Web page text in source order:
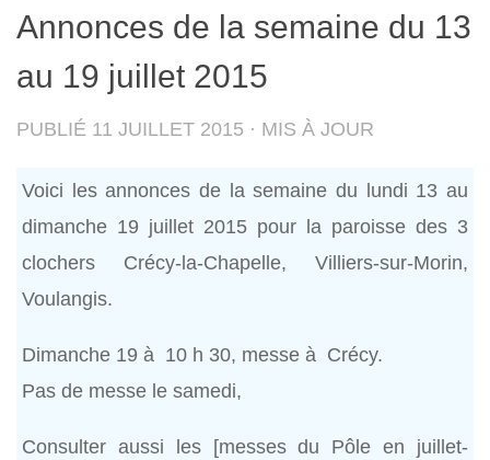
Annonces de la semaine du 13
au 19 juillet 2015
PUBLIÉ 11 JUILLET 2015 · MIS À JOUR
Voici les annonces de la semaine du lundi 13 au
dimanche 19 juillet 2015 pour la paroisse des 3
clochers Crécy-la-Chapelle, Villiers-sur-Morin,
Voulangis.
Dimanche 19 à 10 h 30, messe à Crécy.
Pas de messe le samedi,
Consulter aussi les [messes du Pôle en juillet-